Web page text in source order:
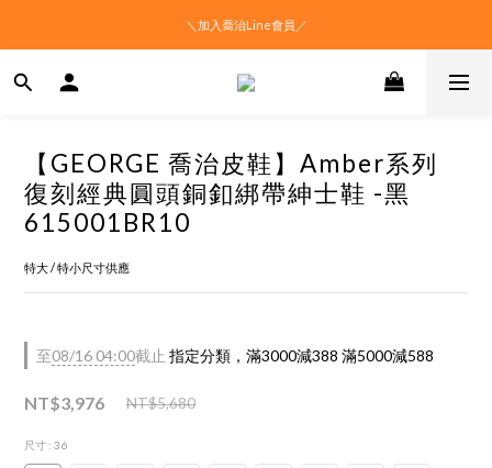
＼加入喬治Line會員／
【GEORGE 喬治皮鞋】Amber系列
復刻經典圓頭銅釦綁帶紳士鞋 -黑
615001BR10
特大 / 特小尺寸供應
至08/16 04:00截止 指定分類，滿3000減388 滿5000減588
NT$3,976 NT$5,680
尺寸 : 36